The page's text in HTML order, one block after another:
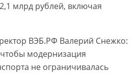
млрд рублей, включая
ВЭБ.РФ Валерий Снежко:
модернизация
не ограничивалась